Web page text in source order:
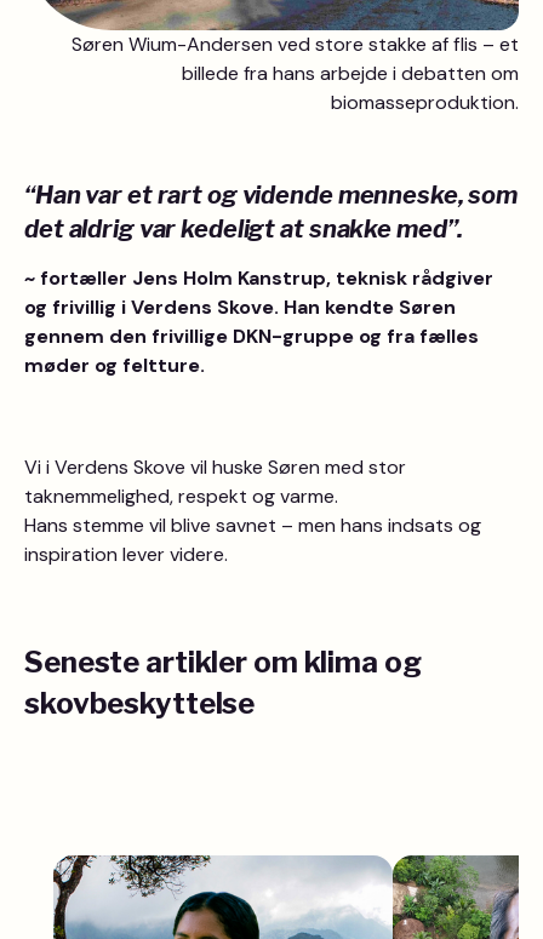
Søren Wium-Andersen ved store stakke af flis – et
billede fra hans arbejde i debatten om
biomasseproduktion.
“Han var et rart og vidende menneske, som
det aldrig var kedeligt at snakke med”.
~ fortæller Jens Holm Kanstrup, teknisk rådgiver
og frivillig i Verdens Skove. Han kendte Søren
gennem den frivillige DKN-gruppe og fra fælles
møder og feltture.
Vi i Verdens Skove vil huske Søren med stor
taknemmelighed, respekt og varme.
Hans stemme vil blive savnet – men hans indsats og
inspiration lever videre.
Seneste artikler om klima og
skovbeskyttelse